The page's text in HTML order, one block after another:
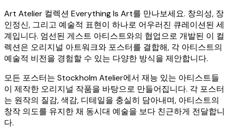
Art Atelier 컬렉션 Everything Is Art를 만나보세요. 창의성, 장
인정신, 그리고 예술적 표현이 하나로 어우러진 큐레이션된 세
계입니다. 엄선된 게스트 아티스트와의 협업으로 개발된 이 컬
렉션은 오리지널 아트워크와 포스터를 결합해, 각 아티스트의
예술적 비전을 경험할 수 있는 다양한 방식을 제안합니다.
모든 포스터는 Stockholm Atelier에서 재능 있는 아티스트들
이 제작한 오리지널 작품을 바탕으로 만들어집니다. 각 포스터
는 원작의 질감, 색감, 디테일을 충실히 담아내며, 아티스트의
창작 의도를 유지한 채 동시대 예술을 보다 친근하게 전달합니
다.